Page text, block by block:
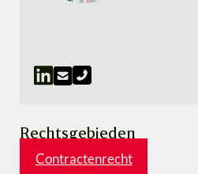
Rechtsgebieden
Contractenrecht